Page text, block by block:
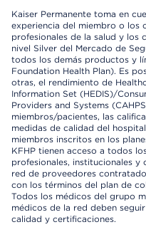
Kaiser Permanente toma en
experiencia del miembro o los
profesionales de la salud y los
nivel Silver del Mercado de
todos los demás productos y
Foundation Health Plan). Es
otras, el rendimiento de
Information Set (HEDIS)/
Providers and Systems
miembros/pacientes, las
medidas de calidad del
miembros inscritos en los
KFHP tienen acceso a todos
profesionales, institucionales
red de proveedores
con los términos del plan de
Todos los médicos del grupo
médicos de la red deben
calidad y certificaciones.